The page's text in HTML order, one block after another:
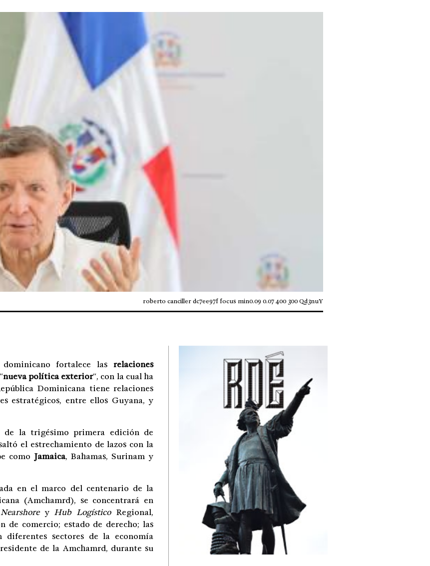
roberto canciller dc7ee97f focus min0.09 0.07 400 300 Qd3nuY
fortalece las relaciones
nueva política exterior“, con la cual ha
Dominicana tiene relaciones
estratégicos, entre ellos Guyana, y
de la trigésimo primera edición de
el estrechamiento de lazos con la
como Jamaica, Bahamas, Surinam y
en el marco del centenario de la
(Amchamrd), se concentrará en
Nearshore yHub Logístico Regional,
de comercio; estado de derecho; las
diferentes sectores de la economía
de la Amchamrd, durante su